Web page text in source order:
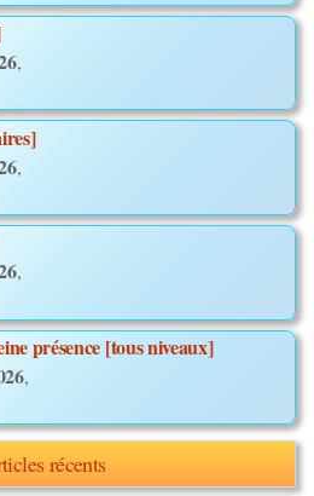
,
,
,
présence [tous niveaux]
,
récents